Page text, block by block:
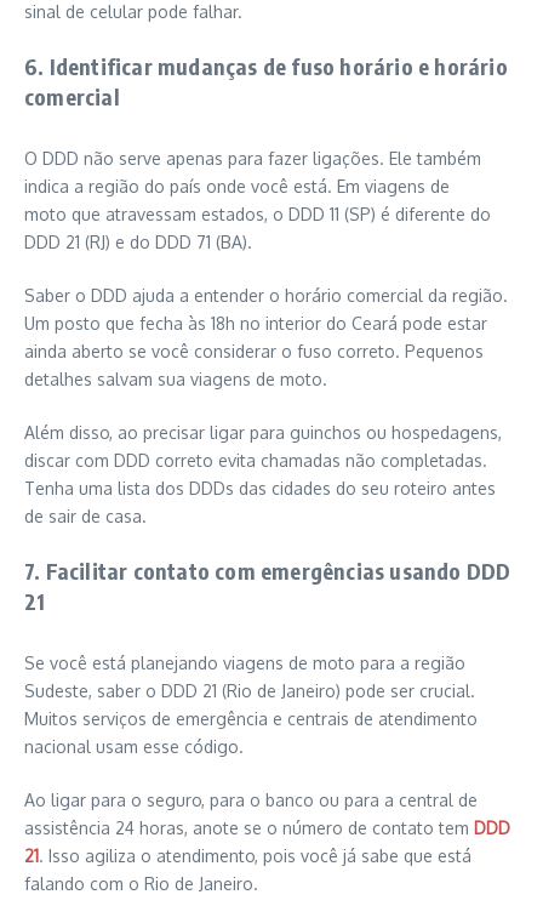
sinal de celular pode falhar.
6. Identificar mudanças de fuso horário e horário
comercial
O DDD não serve apenas para fazer ligações. Ele também
indica a região do país onde você está. Em viagens de
moto que atravessam estados, o DDD 11 (SP) é diferente do
DDD 21 (RJ) e do DDD 71 (BA).
Saber o DDD ajuda a entender o horário comercial da região.
Um posto que fecha às 18h no interior do Ceará pode estar
ainda aberto se você considerar o fuso correto. Pequenos
detalhes salvam sua viagens de moto.
Além disso, ao precisar ligar para guinchos ou hospedagens,
discar com DDD correto evita chamadas não completadas.
Tenha uma lista dos DDDs das cidades do seu roteiro antes
de sair de casa.
7. Facilitar contato com emergências usando DDD
21
Se você está planejando viagens de moto para a região
Sudeste, saber o DDD 21 (Rio de Janeiro) pode ser crucial.
Muitos serviços de emergência e centrais de atendimento
nacional usam esse código.
Ao ligar para o seguro, para o banco ou para a central de
assistência 24 horas, anote se o número de contato tem DDD
21. Isso agiliza o atendimento, pois você já sabe que está
falando com o Rio de Janeiro.